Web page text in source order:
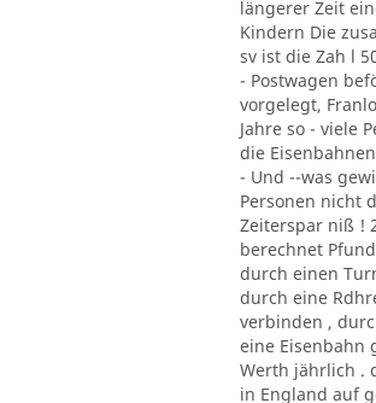
längerer Zeit
Kindern Die
sv ist die Zah l
- Postwagen
vorgelegt,
Jahre so - viele
die
- Und --was
Personen nicht
Zeiterspar niß !
berechnet
durch einen
durch eine
verbinden ,
eine Eisenbahn
Werth jährlich .
in England auf